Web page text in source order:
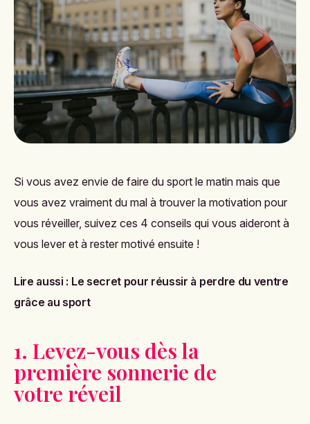
Si vous avez envie de faire du sport le matin mais que
vous avez vraiment du mal à trouver la motivation pour
vous réveiller, suivez ces 4 conseils qui vous aideront à
vous lever et à rester motivé ensuite !
Lire aussi : Le secret pour réussir à perdre du ventre
grâce au sport
1. Levez-vous dès la
première sonnerie de
votre réveil